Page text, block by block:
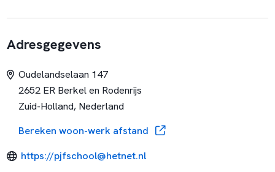
Adresgegevens
Oudelandselaan 147
2652 ER Berkel en Rodenrijs
Zuid-Holland, Nederland
Bereken woon-werk afstand
https://pjfschool@hetnet.nl